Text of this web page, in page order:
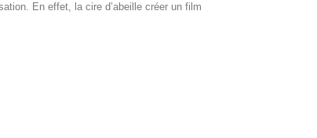
En effet, la cire d’abeille créer un film